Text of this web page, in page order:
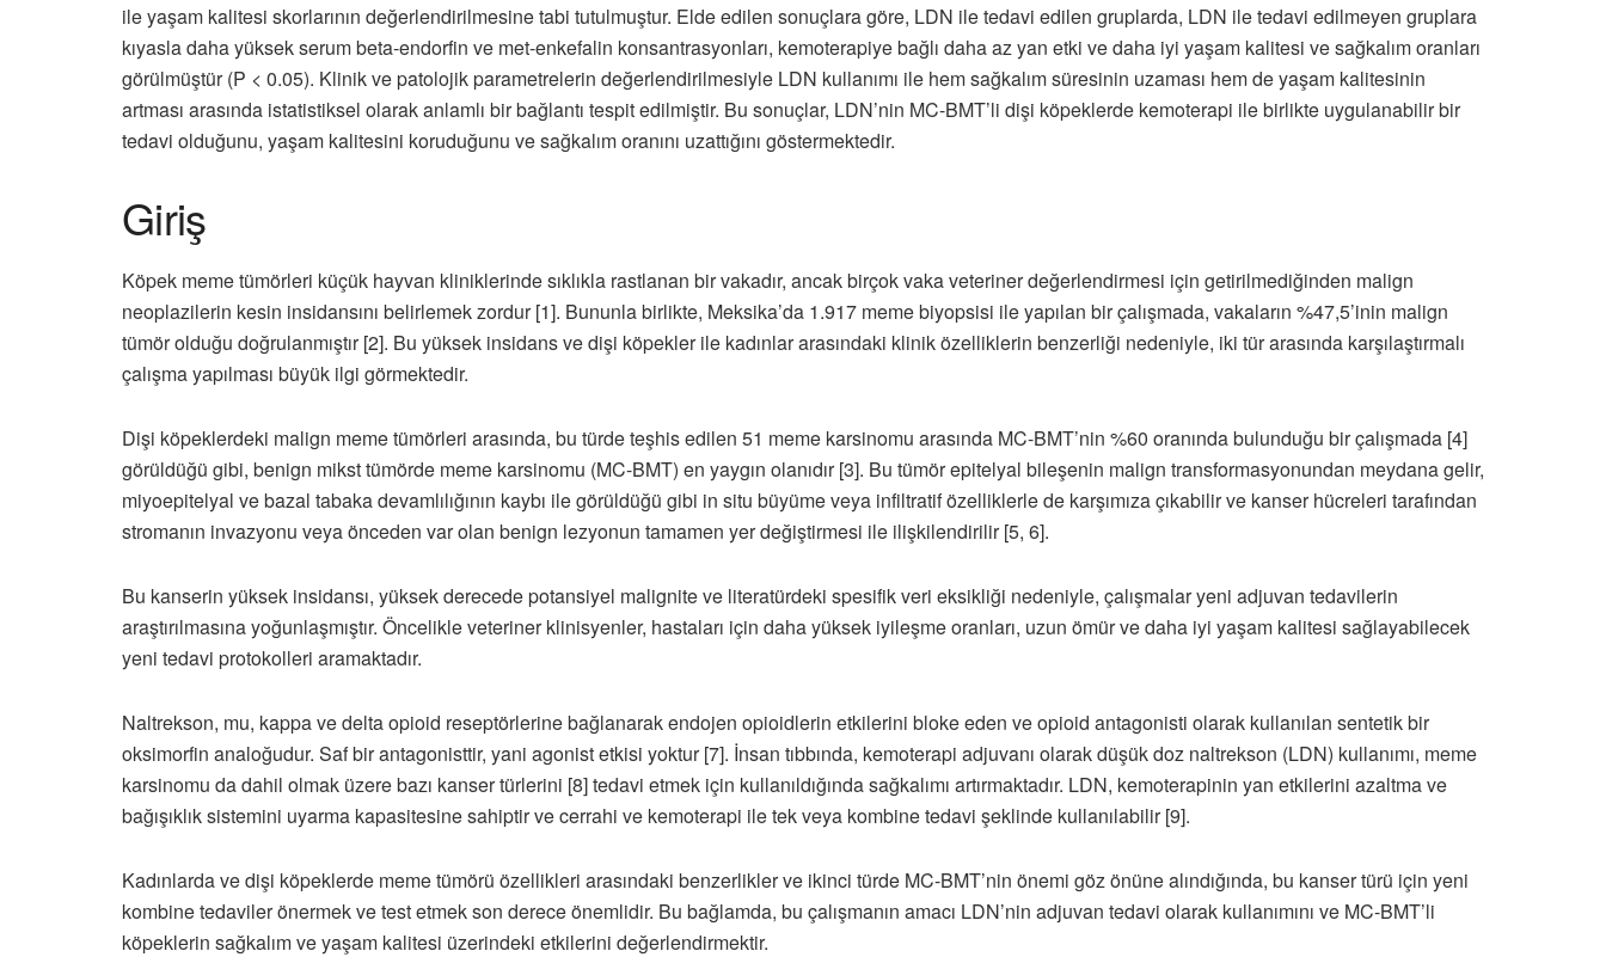
ile yaşam kalitesi skorlarının değerlendirilmesine tabi tutulmuştur. Elde edilen sonuçlara göre, LDN ile tedavi edilen gruplarda, LDN ile tedavi edilmeyen gruplara
kıyasla daha yüksek serum beta-endorfin ve met-enkefalin konsantrasyonları, kemoterapiye bağlı daha az yan etki ve daha iyi yaşam kalitesi ve sağkalım oranları
görülmüştür (P < 0.05). Klinik ve patolojik parametrelerin değerlendirilmesiyle LDN kullanımı ile hem sağkalım süresinin uzaması hem de yaşam kalitesinin
artması arasında istatistiksel olarak anlamlı bir bağlantı tespit edilmiştir. Bu sonuçlar, LDN’nin MC-BMT’li dişi köpeklerde kemoterapi ile birlikte uygulanabilir bir
tedavi olduğunu, yaşam kalitesini koruduğunu ve sağkalım oranını uzattığını göstermektedir.
Giriş
Köpek meme tümörleri küçük hayvan kliniklerinde sıklıkla rastlanan bir vakadır, ancak birçok vaka veteriner değerlendirmesi için getirilmediğinden malign
neoplazilerin kesin insidansını belirlemek zordur [1]. Bununla birlikte, Meksika’da 1.917 meme biyopsisi ile yapılan bir çalışmada, vakaların %47,5’inin malign
tümör olduğu doğrulanmıştır [2]. Bu yüksek insidans ve dişi köpekler ile kadınlar arasındaki klinik özelliklerin benzerliği nedeniyle, iki tür arasında karşılaştırmalı
çalışma yapılması büyük ilgi görmektedir.
Dişi köpeklerdeki malign meme tümörleri arasında, bu türde teşhis edilen 51 meme karsinomu arasında MC-BMT’nin %60 oranında bulunduğu bir çalışmada [4]
görüldüğü gibi, benign mikst tümörde meme karsinomu (MC-BMT) en yaygın olanıdır [3]. Bu tümör epitelyal bileşenin malign transformasyonundan meydana gelir,
miyoepitelyal ve bazal tabaka devamlılığının kaybı ile görüldüğü gibi in situ büyüme veya infiltratif özelliklerle de karşımıza çıkabilir ve kanser hücreleri tarafından
stromanın invazyonu veya önceden var olan benign lezyonun tamamen yer değiştirmesi ile ilişkilendirilir [5, 6].
Bu kanserin yüksek insidansı, yüksek derecede potansiyel malignite ve literatürdeki spesifik veri eksikliği nedeniyle, çalışmalar yeni adjuvan tedavilerin
araştırılmasına yoğunlaşmıştır. Öncelikle veteriner klinisyenler, hastaları için daha yüksek iyileşme oranları, uzun ömür ve daha iyi yaşam kalitesi sağlayabilecek
yeni tedavi protokolleri aramaktadır.
Naltrekson, mu, kappa ve delta opioid reseptörlerine bağlanarak endojen opioidlerin etkilerini bloke eden ve opioid antagonisti olarak kullanılan sentetik bir
oksimorfin analoğudur. Saf bir antagonisttir, yani agonist etkisi yoktur [7]. İnsan tıbbında, kemoterapi adjuvanı olarak düşük doz naltrekson (LDN) kullanımı, meme
karsinomu da dahil olmak üzere bazı kanser türlerini [8] tedavi etmek için kullanıldığında sağkalımı artırmaktadır. LDN, kemoterapinin yan etkilerini azaltma ve
bağışıklık sistemini uyarma kapasitesine sahiptir ve cerrahi ve kemoterapi ile tek veya kombine tedavi şeklinde kullanılabilir [9].
Kadınlarda ve dişi köpeklerde meme tümörü özellikleri arasındaki benzerlikler ve ikinci türde MC-BMT’nin önemi göz önüne alındığında, bu kanser türü için yeni
kombine tedaviler önermek ve test etmek son derece önemlidir. Bu bağlamda, bu çalışmanın amacı LDN’nin adjuvan tedavi olarak kullanımını ve MC-BMT’li
köpeklerin sağkalım ve yaşam kalitesi üzerindeki etkilerini değerlendirmektir.